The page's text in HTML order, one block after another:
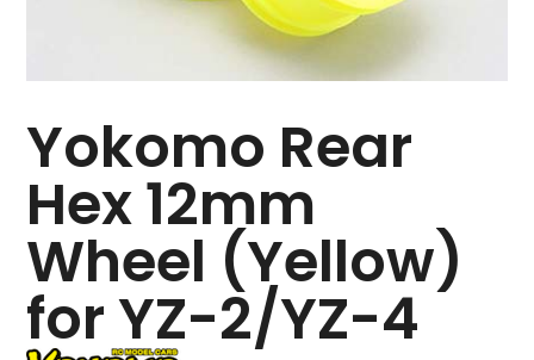
Yokomo Rear
Hex 12mm
Wheel (Yellow)
for YZ-2/YZ-4